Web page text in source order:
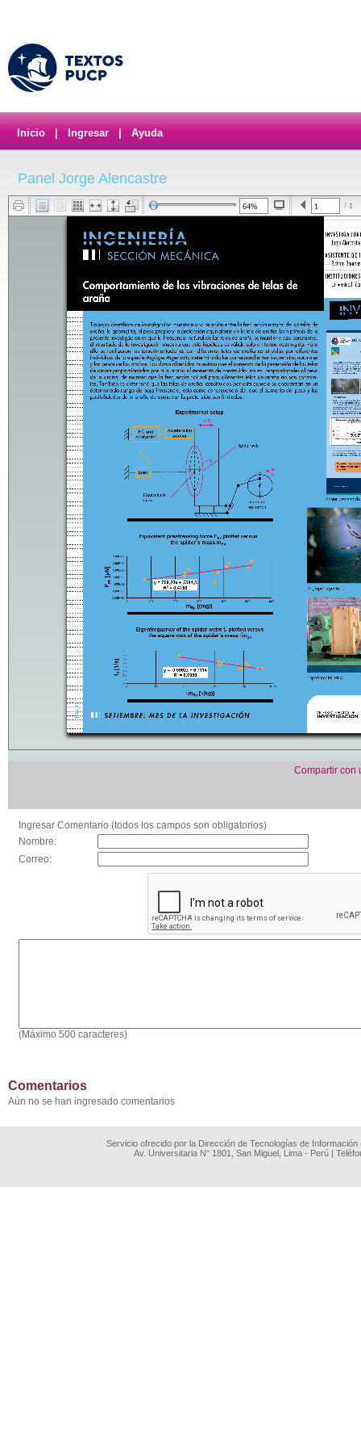
Inicio Ingresar Ayuda
Panel Jorge Alencastre
/ 1
Compartir con
Ingresar Comentario (todos los campos son obligatorios)
Nombre:
Correo:
(Máximo 500 caracteres)
Comentarios
Aún no se han ingresado comentarios
Servicio ofrecido por la Dirección de Tecnologías de
Av. Universitaria N° 1801, San Miguel, Lima - Perú |